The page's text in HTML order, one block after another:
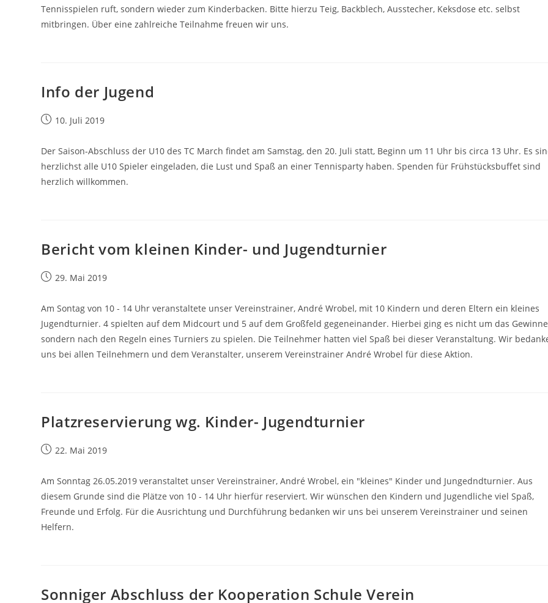
Tennisspielen ruft, sondern wieder zum Kinderbacken. Bitte hierzu Teig, Backblech, Ausstecher, Keksdose etc. selbst
mitbringen. Über eine zahlreiche Teilnahme freuen wir uns.
Info der Jugend
Beitrag10. Juli 2019
Der Saison-Abschluss der U10 des TC March findet am Samstag, den 20. Juli statt, Beginn um 11 Uhr bis circa 13 Uhr. Es
herzlichst alle U10 Spieler eingeladen, die Lust und Spaß an einer Tennisparty haben. Spenden für Frühstücksbuffet sind
herzlich willkommen.
Bericht vom kleinen Kinder- und Jugendturnier
Beitrag29. Mai 2019
Am Sontag von 10 - 14 Uhr veranstaltete unser Vereinstrainer, André Wrobel, mit 10 Kindern und deren Eltern ein kleines
Jugendturnier. 4 spielten auf dem Midcourt und 5 auf dem Großfeld gegeneinander. Hierbei ging es nicht um das
sondern nach den Regeln eines Turniers zu spielen. Die Teilnehmer hatten viel Spaß bei dieser Veranstaltung. Wir
uns bei allen Teilnehmern und dem Veranstalter, unserem Vereinstrainer André Wrobel für diese Aktion.
Platzreservierung wg. Kinder- Jugendturnier
Beitrag22. Mai 2019
Am Sonntag 26.05.2019 veranstaltet unser Vereinstrainer, André Wrobel, ein "kleines" Kinder und Jungedndturnier. Aus
diesem Grunde sind die Plätze von 10 - 14 Uhr hierfür reserviert. Wir wünschen den Kindern und Jugendliche viel Spaß,
Freunde und Erfolg. Für die Ausrichtung und Durchführung bedanken wir uns bei unserem Vereinstrainer und seinen
Helfern.
Sonniger Abschluss der Kooperation Schule Verein